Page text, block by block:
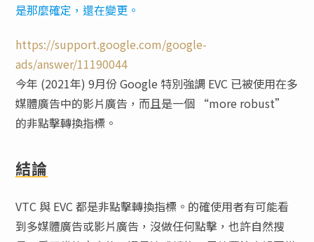
是那麼確定，還在變更。
https://support.google.com/google-
ads/answer/11190044
今年 (2021年) 9月份 Google 特別強調 EVC 已被使用在多
媒體廣告中的影片廣告，而且是一個 “more robust”
的非點擊轉換指標。
結論
VTC 與 EVC 都是非點擊轉換指標。的確使用者有可能看
到多媒體廣告或影片廣告，沒做任何點擊，也許自然搜